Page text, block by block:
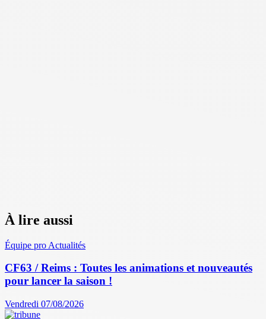
À lire aussi
Équipe pro Actualités
CF63 / Reims : Toutes les animations et nouveautés
pour lancer la saison !
Vendredi 07/08/2026